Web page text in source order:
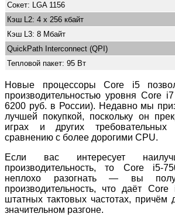
Сокет: LGA 1156
Кэш L2: 4 x 256 кбайт
Кэш L3: 8 Мбайт
QuickPath Interconnect (QPI)
Тепловой пакет: 95 Вт
Новые процессоры Core i5
производительностью уровня Core
6200 руб. в России). Недавно мы
лучшей покупкой, поскольку он
играх и других
сравнению с более дорогими CPU.
Если вас интересует
производительность, то Core i5-
неплохо разогнать — вы
производительность, что даёт
штатных тактовых частотах,
значительном разгоне.